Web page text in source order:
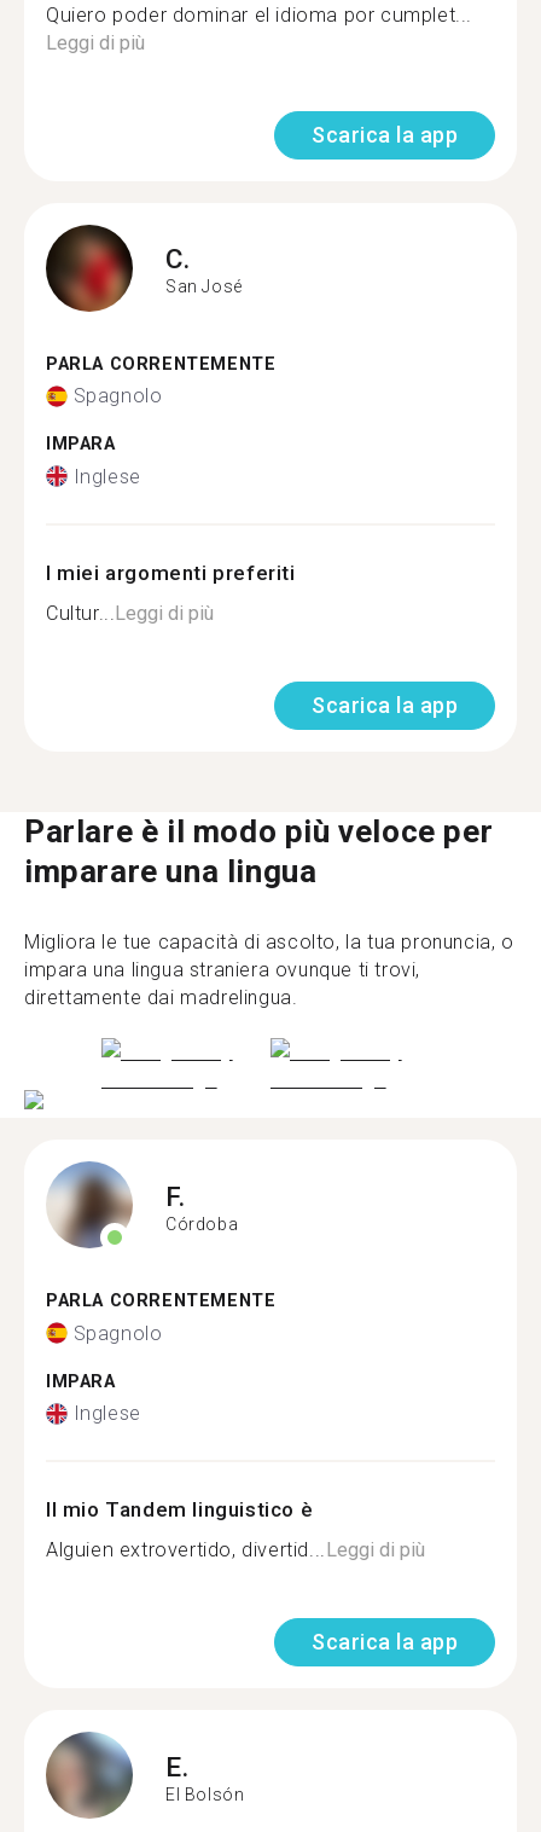
Quiero poder dominar el idioma por cumplet...
Leggi di più
Scarica la app
C.
San José
PARLA CORRENTEMENTE
Spagnolo
IMPARA
Inglese
I miei argomenti preferiti
Cultur... Leggi di più
Scarica la app
Parlare è il modo più veloce per
imparare una lingua
Migliora le tue capacità di ascolto, la tua pronuncia, o
impara una lingua straniera ovunque ti trovi,
direttamente dai madrelingua.
F.
Córdoba
PARLA CORRENTEMENTE
Spagnolo
IMPARA
Inglese
Il mio Tandem linguistico è
Alguien extrovertido, divertid...Leggi di più
Scarica la app
E.
El Bolsón